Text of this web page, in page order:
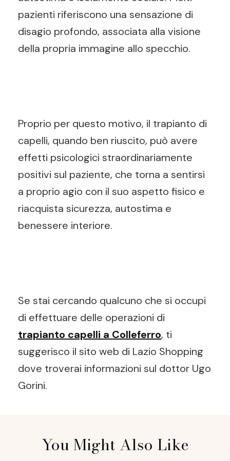
pazienti riferiscono una sensazione di
disagio profondo, associata alla visione
della propria immagine allo specchio.
Proprio per questo motivo, il trapianto di
capelli, quando ben riuscito, può avere
effetti psicologici straordinariamente
positivi sul paziente, che torna a sentirsi
a proprio agio con il suo aspetto fisico e
riacquista sicurezza, autostima e
benessere interiore.
Se stai cercando qualcuno che si occupi
di effettuare delle operazioni di
trapianto capelli a Colleferro, ti
suggerisco il sito web di Lazio Shopping
dove troverai informazioni sul dottor Ugo
Gorini.
Navigation
You Might Also Like